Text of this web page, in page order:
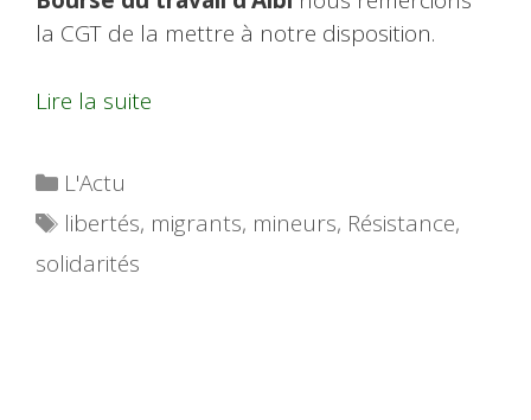
la CGT de la mettre à notre disposition.
Lire la suite
Catégories
L'Actu
Étiquettes
libertés, migrants, mineurs, Résistance,
solidarités